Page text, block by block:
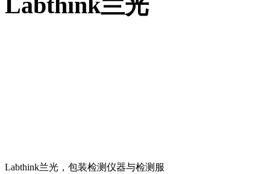
Labthink兰光，包装检测仪器与检测服